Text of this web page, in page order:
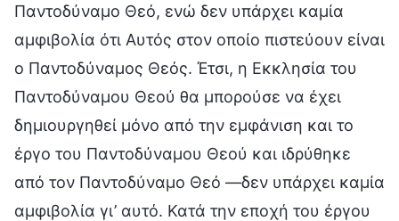
Παντοδύναμο Θεό, ενώ δεν υπάρχει καμία
αμφιβολία ότι Αυτός στον οποίο πιστεύουν είναι
ο Παντοδύναμος Θεός. Έτσι, η Εκκλησία του
Παντοδύναμου Θεού θα μπορούσε να έχει
δημιουργηθεί μόνο από την εμφάνιση και το
έργο του Παντοδύναμου Θεού και ιδρύθηκε
από τον Παντοδύναμο Θεό —δεν υπάρχει καμία
αμφιβολία γι’ αυτό. Κατά την εποχή του έργου